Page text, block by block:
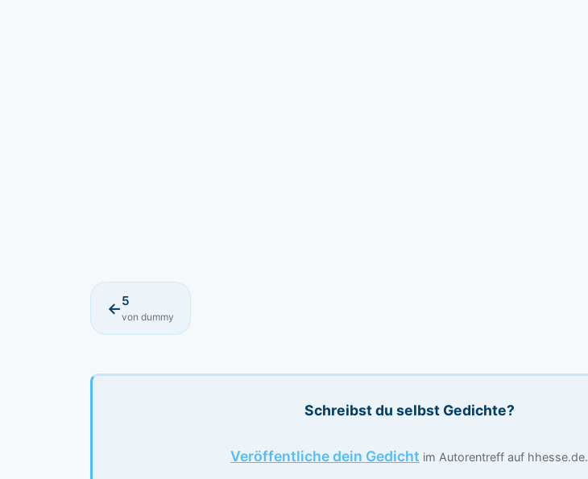
←5
von dummy
Schreibst du selbst Gedichte?
Veröffentliche dein Gedicht im Autorentreff auf hhesse.de.